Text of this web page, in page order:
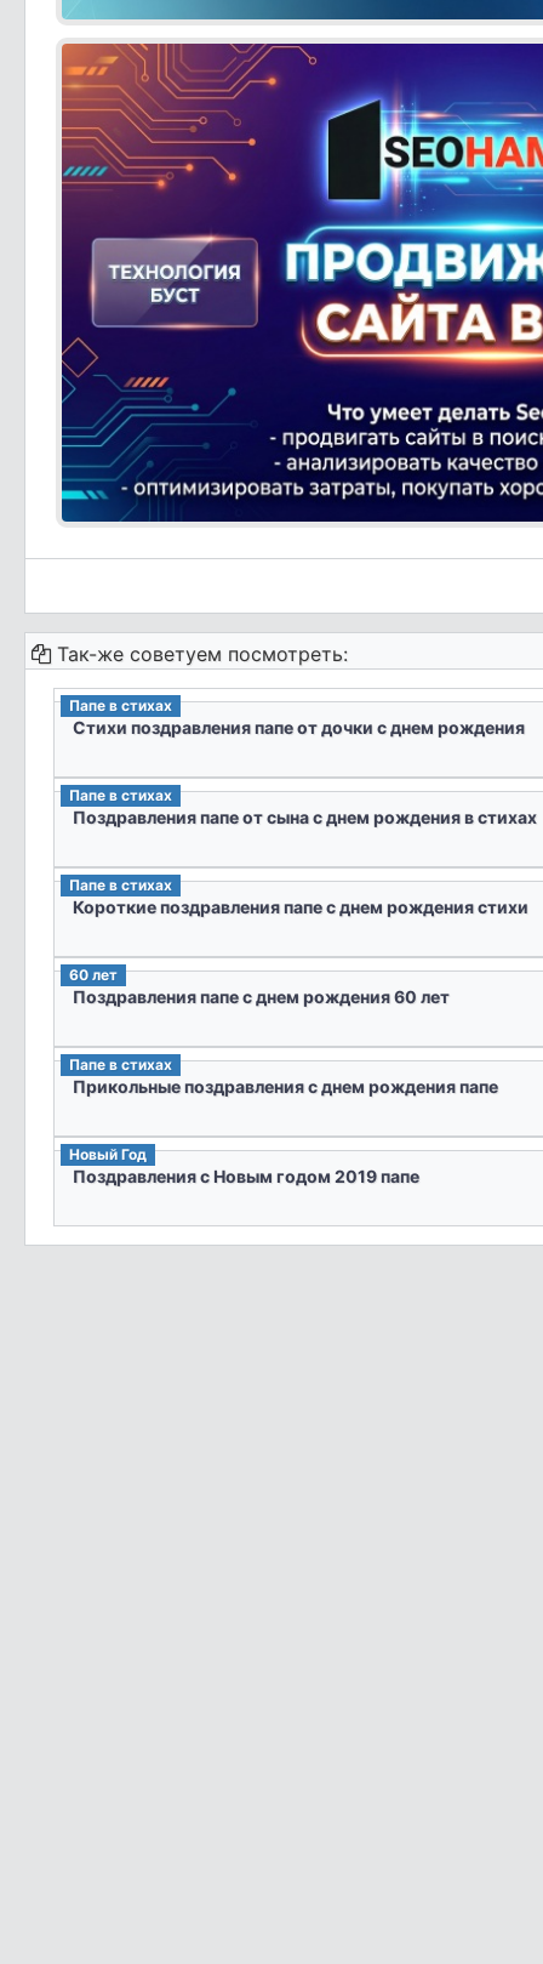
Так-же советуем посмотреть:
Папе в стихах
Стихи поздравления папе от дочки с днем рождения
Папе в стихах
Поздравления папе от сына с днем рождения в стихах
Папе в стихах
Короткие поздравления папе с днем рождения стихи
60 лет
Поздравления папе с днем рождения 60 лет
Папе в стихах
Прикольные поздравления с днем рождения папе
Новый Год
Поздравления с Новым годом 2019 папе